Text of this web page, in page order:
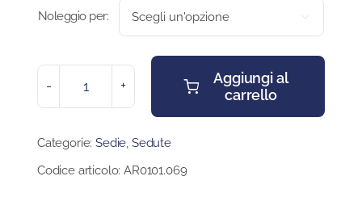
Noleggio per:
SEDIA
SIDE
quantità
Aggiungi al
carrello
Categorie:Sedie, Sedute
Codice articolo:AR0101.069